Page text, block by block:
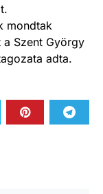
mondtak
Szent György
adta.